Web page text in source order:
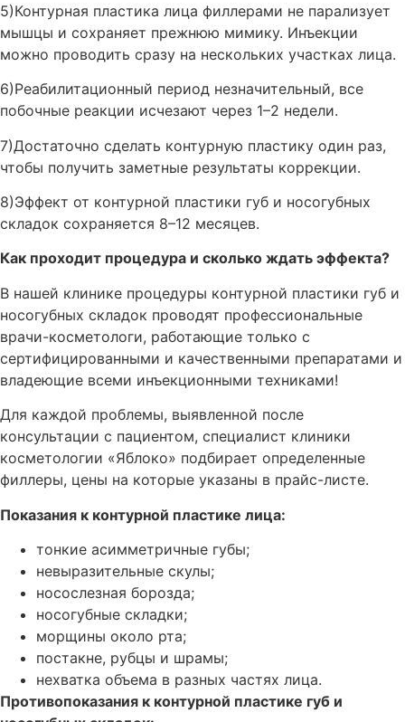
5)Контурная пластика лица филлерами не парализует
мышцы и сохраняет прежнюю мимику. Инъекции
можно проводить сразу на нескольких участках лица.
6)Реабилитационный период незначительный, все
побочные реакции исчезают через 1–2 недели.
7)Достаточно сделать контурную пластику один раз,
чтобы получить заметные результаты коррекции.
8)Эффект от контурной пластики губ и носогубных
складок сохраняется 8–12 месяцев.
Как проходит процедура и сколько ждать эффекта?
В нашей клинике процедуры контурной пластики губ и
носогубных складок проводят профессиональные
врачи-косметологи, работающие только с
сертифицированными и качественными препаратами и
владеющие всеми инъекционными техниками!
Для каждой проблемы, выявленной после
консультации с пациентом, специалист клиники
косметологии «Яблоко» подбирает определенные
филлеры, цены на которые указаны в прайс-листе.
Показания к контурной пластике лица:
тонкие асимметричные губы;
невыразительные скулы;
носослезная борозда;
носогубные складки;
морщины около рта;
постакне, рубцы и шрамы;
нехватка объема в разных частях лица.
Противопоказания к контурной пластике губ и